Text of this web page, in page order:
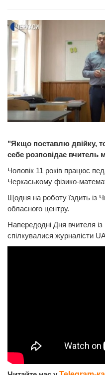
"Якщо поставлю двійку,
себе розповідає вчитель
Чоловік 11 років працює
Черкаському фізико-
Щодня на роботу їздить із
обласного центру.
Напередодні Дня вчителя
спілкувалися журналісти